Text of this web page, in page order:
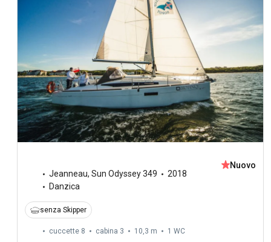
Jeanneau, Sun Odyssey 349
2018
Danzica
Nuovo
senza Skipper
cuccette 8 cabina 3 10,3 m 1 WC